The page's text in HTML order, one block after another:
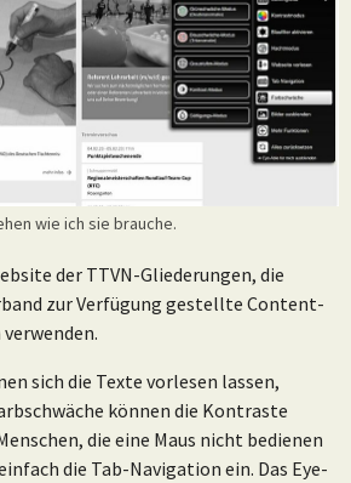
wie ich sie brauche.
der TTVN-Gliederungen, die
zur Verfügung gestellte Content-
sich die Texte vorlesen lassen,
können die Kontraste
die eine Maus nicht bedienen
die Tab-Navigation ein. Das Eye-